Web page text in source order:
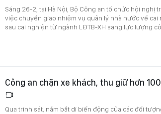
Sáng 26-2, tại Hà Nội, Bộ Công an tổ chức hội nghị
việc chuyển giao nhiệm vụ quản lý nhà nước về cai
sau cai nghiện từ ngành LĐTB-XH sang lực lượng
Công an chặn xe khách, thu giữ hơn
Qua trinh sát, nắm bắt di biến động của các đối